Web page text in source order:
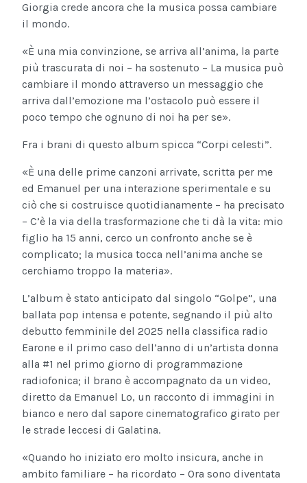
Giorgia crede ancora che la musica possa cambiare
il mondo.
«È una mia convinzione, se arriva all’anima, la parte
più trascurata di noi – ha sostenuto – La musica può
cambiare il mondo attraverso un messaggio che
arriva dall’emozione ma l’ostacolo può essere il
poco tempo che ognuno di noi ha per se».
Fra i brani di questo album spicca “Corpi celesti”.
«È una delle prime canzoni arrivate, scritta per me
ed Emanuel per una interazione sperimentale e su
ciò che si costruisce quotidianamente – ha precisato
– C’è la via della trasformazione che ti dà la vita: mio
figlio ha 15 anni, cerco un confronto anche se è
complicato; la musica tocca nell’anima anche se
cerchiamo troppo la materia».
L’album è stato anticipato dal singolo “Golpe”, una
ballata pop intensa e potente, segnando il più alto
debutto femminile del 2025 nella classifica radio
Earone e il primo caso dell’anno di un’artista donna
alla #1 nel primo giorno di programmazione
radiofonica; il brano è accompagnato da un video,
diretto da Emanuel Lo, un racconto di immagini in
bianco e nero dal sapore cinematografico girato per
le strade leccesi di Galatina.
«Quando ho iniziato ero molto insicura, anche in
ambito familiare – ha ricordato – Ora sono diventata